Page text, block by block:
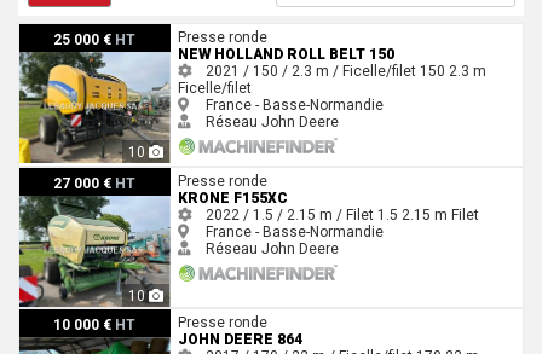
25 000 € HT
10
New Holland Roll belt 150Presse ronde
NEW HOLLAND ROLL BELT 150
2021 / 150 / 2.3 m / Ficelle/filet 150 2.3 m
Ficelle/filet
France - Basse-Normandie
Réseau John Deere
27 000 € HT
10
Krone F155xc
Presse ronde
KRONE F155XC
2022 / 1.5 / 2.15 m / Filet 1.5 2.15 m Filet
France - Basse-Normandie
Réseau John Deere
10 000 € HT
John Deere 864
Presse ronde
JOHN DEERE 864